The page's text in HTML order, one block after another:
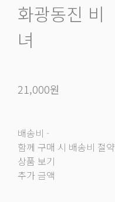
화광동진 비
녀
21,000원
배송비 -
함께 구매 시 배송비 절약
상품 보기
추가 금액